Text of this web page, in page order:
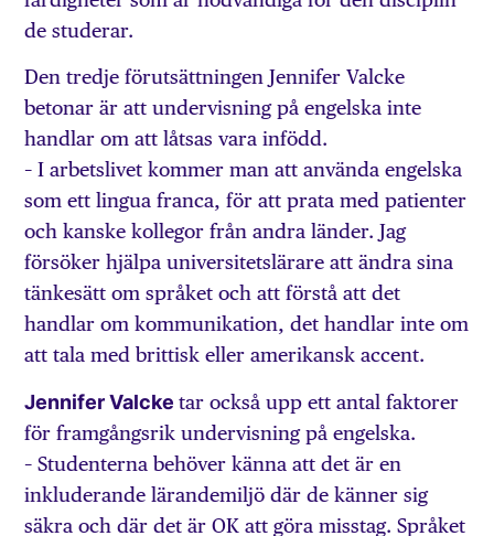
de studerar.
Den tredje förutsättningen Jennifer Valcke
betonar är att undervisning på engelska inte
handlar om att låtsas vara infödd.
– I arbetslivet kommer man att använda engelska
som ett lingua franca, för att prata med patienter
och kanske kollegor från andra länder. Jag
försöker hjälpa universitetslärare att ändra sina
tänkesätt om språket och att förstå att det
handlar om kommunikation, det handlar inte om
att tala med brittisk eller amerikansk accent.
Jennifer Valcketar också upp ett antal faktorer
för framgångsrik undervisning på engelska.
– Studenterna behöver känna att det är en
inkluderande lärandemiljö där de känner sig
säkra och där det är OK att göra misstag. Språket